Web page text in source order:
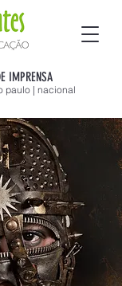
IMPRENSA
paulo | nacional